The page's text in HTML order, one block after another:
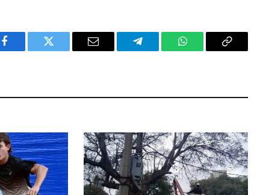
Facebook Twitter Email Telegram WhatsAppCopy